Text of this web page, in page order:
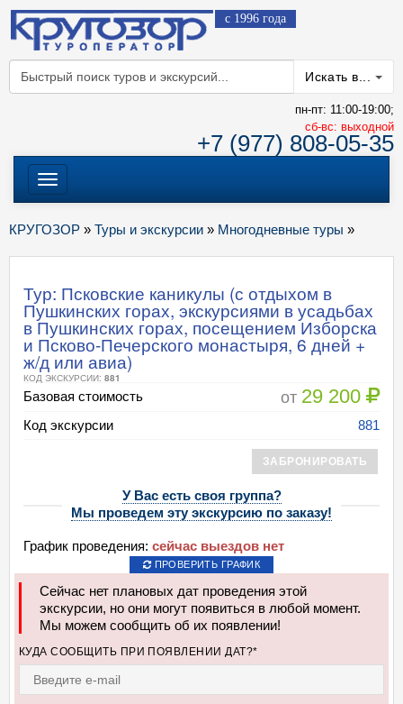
с 1996 года
Искать в...
пн-пт: 11:00-19:00;
cб-вс: выходной
+7 (977) 808-05-35
Меню
КРУГОЗОР » Туры и экскурсии » Многодневные туры »
Тур: Псковские каникулы (с отдыхом в
Пушкинских горах, экскурсиями в усадьбах
в Пушкинских горах, посещением Изборска
и Псково-Печерского монастыря, 6 дней +
ж/д или авиа)
КОД ЭКСКУРСИИ: 881
Базовая стоимость от 29 200
Код экскурсии 881
ЗАБРОНИРОВАТЬ
У Вас есть своя группа?
Мы проведем эту экскурсию по заказу!
График проведения: сейчас выездов нет
ПРОВЕРИТЬ ГРАФИК
Сейчас нет плановых дат проведения этой
экскурсии, но они могут появиться в любой момент.
Мы можем сообщить об их появлении!
КУДА СООБЩИТЬ ПРИ ПОЯВЛЕНИИ ДАТ?*